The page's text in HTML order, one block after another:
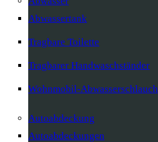
Abwassertank
Tragbare Toilette
Tragbarer Handwaschständer
Wohnmobil-Abwasserschlauch
Autoabdeckung
Autoabdeckungen